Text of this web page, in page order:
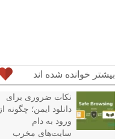
بیشتر خوانده شده اند
نکات ضروری برای
دانلود ایمن؛ چگونه از
ورود به دام
سایت‌های مخرب